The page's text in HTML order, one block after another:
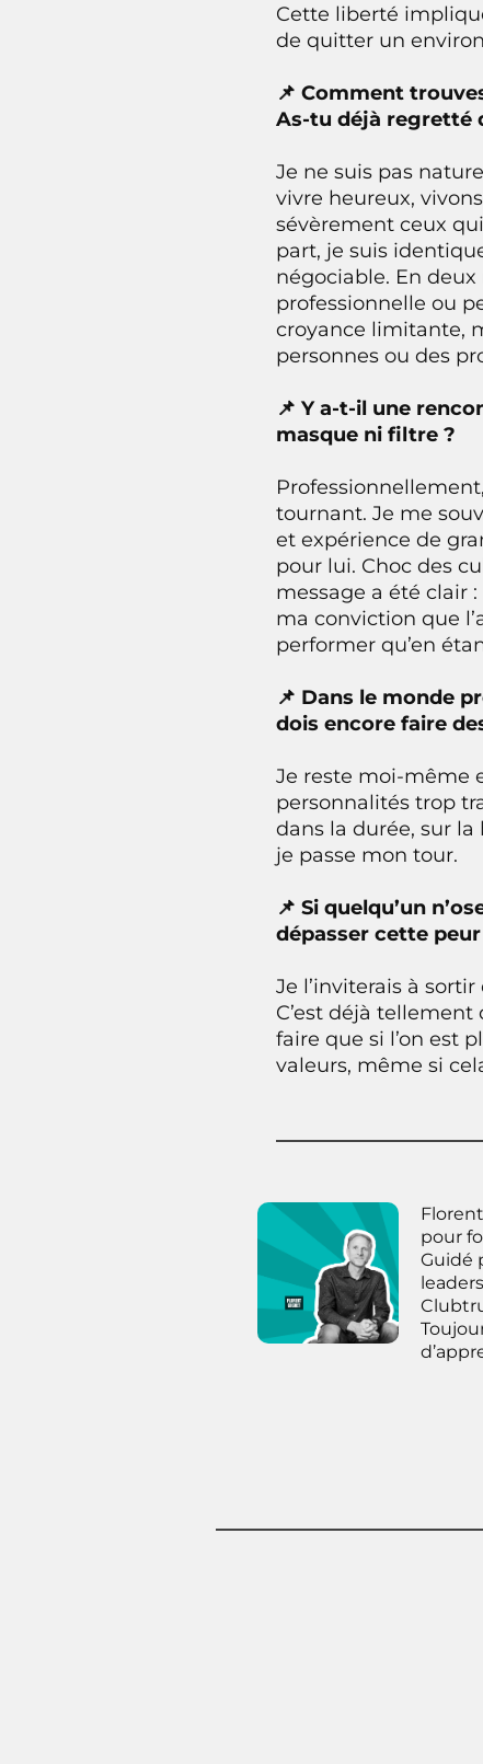
Cette liberté
de quitter un
📌 Comment
As-tu déjà regretté
Je ne suis pas
vivre heureux,
sévèrement ceux
part, je suis
négociable. En
professionnelle ou
croyance limitante,
personnes ou des
📌 Y a-t-il une
masque ni filtre ?
tournant. Je me
et expérience de
pour lui. Choc des
message a été clair
ma conviction que
performer qu’en
📌 Dans le monde
dois encore faire
Je reste moi-même
personnalités trop
dans la durée, sur
je passe mon tour.
📌 Si quelqu’un
dépasser cette peur
Je l’inviterais à
C’est déjà
faire que si l’on est
valeurs, même si
pour
Guidé